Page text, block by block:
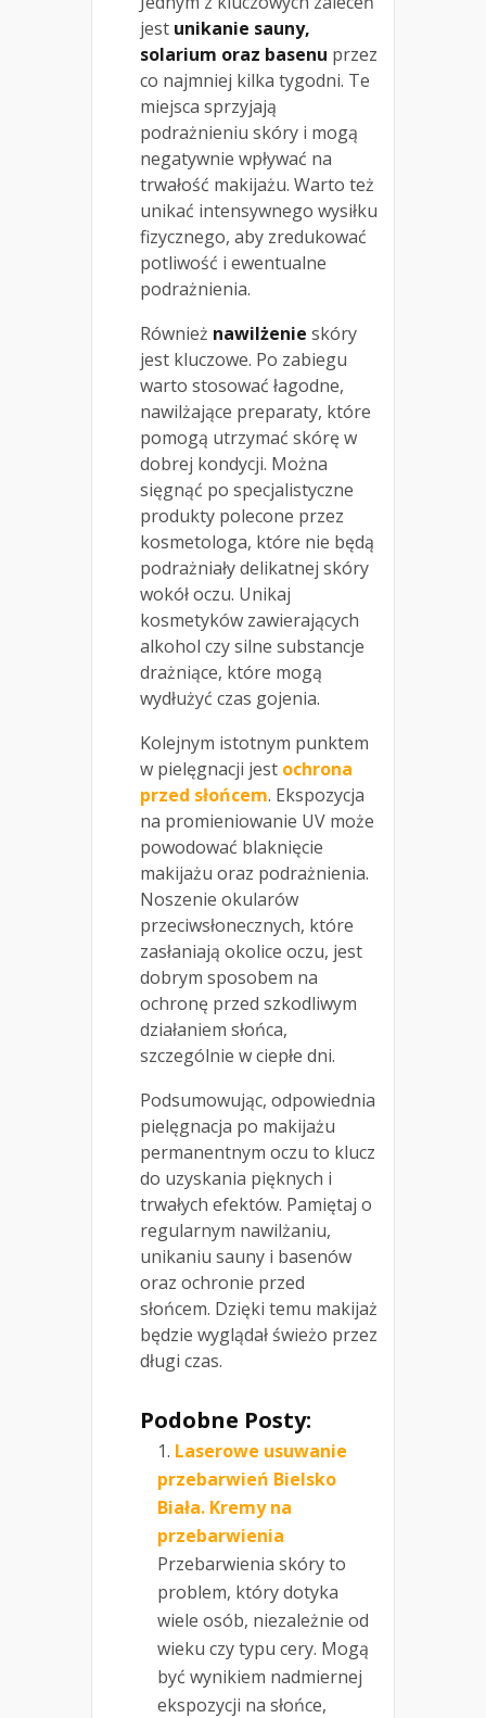
jest unikanie sauny,
solarium oraz basenu przez
co najmniej kilka tygodni. Te
miejsca sprzyjają
podrażnieniu skóry i mogą
negatywnie wpływać na
trwałość makijażu. Warto też
unikać intensywnego wysiłku
fizycznego, aby zredukować
potliwość i ewentualne
podrażnienia.
Również nawilżenie skóry
jest kluczowe. Po zabiegu
warto stosować łagodne,
nawilżające preparaty, które
pomogą utrzymać skórę w
dobrej kondycji. Można
sięgnąć po specjalistyczne
produkty polecone przez
kosmetologa, które nie będą
podrażniały delikatnej skóry
wokół oczu. Unikaj
kosmetyków zawierających
alkohol czy silne substancje
drażniące, które mogą
wydłużyć czas gojenia.
Kolejnym istotnym punktem
w pielęgnacji jest ochrona
przed słońcem. Ekspozycja
na promieniowanie UV może
powodować blaknięcie
makijażu oraz podrażnienia.
Noszenie okularów
przeciwsłonecznych, które
zasłaniają okolice oczu, jest
dobrym sposobem na
ochronę przed szkodliwym
działaniem słońca,
szczególnie w ciepłe dni.
Podsumowując, odpowiednia
pielęgnacja po makijażu
permanentnym oczu to klucz
do uzyskania pięknych i
trwałych efektów. Pamiętaj o
regularnym nawilżaniu,
unikaniu sauny i basenów
oraz ochronie przed
słońcem. Dzięki temu makijaż
będzie wyglądał świeżo przez
długi czas.
Podobne Posty:
Laserowe usuwanie
przebarwień Bielsko
Biała. Kremy na
przebarwienia
Przebarwienia skóry to
problem, który dotyka
wiele osób, niezależnie od
wieku czy typu cery. Mogą
być wynikiem nadmiernej
ekspozycji na słońce,